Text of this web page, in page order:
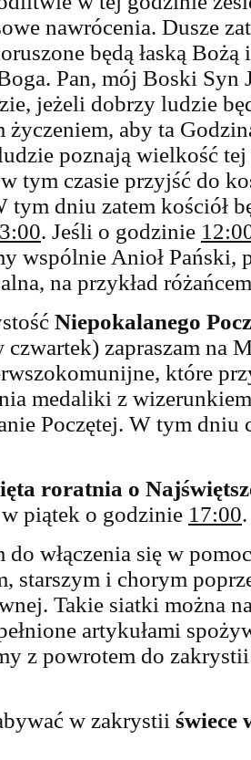
nawrócenia. Dusze
będą łaską
Pan, mój Boski Syn
jeżeli dobrzy ludzie
życzeniem, aby ta
poznają wielkość
tym czasie przyjść do
tym dniu zatem kościół
. Jeśli o godzinie
wspólnie Anioł Pański,
na przykład
Niepokalanego
czwartek) zapraszam na
które
medaliki z
Poczętej. W tym dniu
roratnia o
piątek o godzinie 17:00.
do włączenia się w
starszym i chorym
Takie siatki można
artykułami
z powrotem do
w zakrystii świece